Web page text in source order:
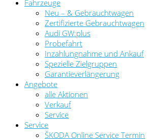
Fahrzeuge
Neu – & Gebrauchtwagen
Zertifizierte Gebrauchtwagen
Audi GW:plus
Probefahrt
Inzahlungnahme und Ankauf
Spezielle Zielgruppen
Garantieverlängerung
Angebote
alle Aktionen
Verkauf
Service
Service
ŠKODA Online Service Termin